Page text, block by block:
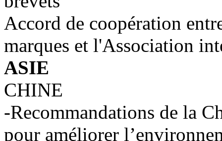
Accord de coopération
marques et l'Association
ASIE
CHINE
-Recommandations de la
pour améliorer